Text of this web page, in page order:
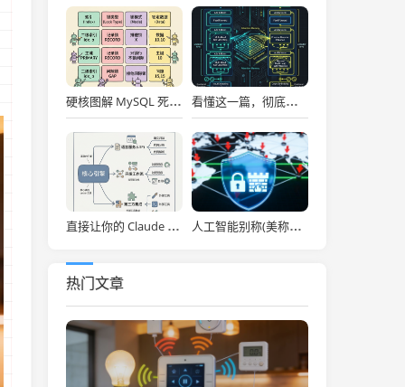
硬核图解 MySQL 死锁：为什么两个看似不冲突的 Update 和 Insert 会掐死对方？ 看懂这一篇，彻底通关大模型底层！图解 Transformer 核心架构与自注意力机制！
直接让你的 Claude Code 效率拉满，Anthropic 官方神级插件开源了！ 人工智能别称(美称中国一人工智能企业违反美出口管制 外交部：中方已多次表明原则立场)
热门文章